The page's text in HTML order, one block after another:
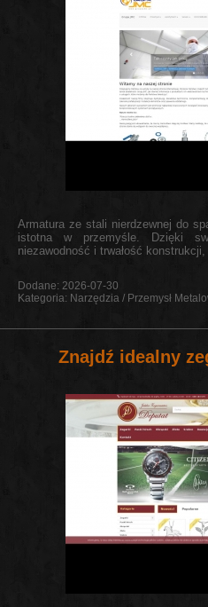
Armatura ze stali nierdzewnej do
istotna w przemyśle. Dzięki
niezawodność i trwałość
Dodane: 2026-07-30
Kategoria: Narzędzia / Przemysł
Znajdź idealny